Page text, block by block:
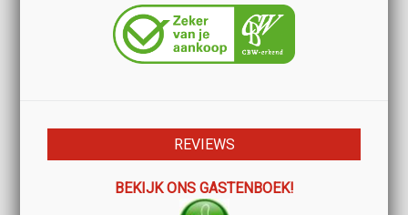
REVIEWS
BEKIJK ONS GASTENBOEK!